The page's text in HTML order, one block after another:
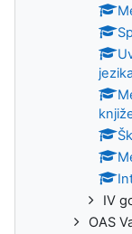
IV
OAS